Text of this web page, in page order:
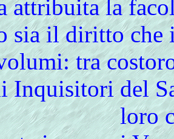
attribuita la
sia il diritto che
tra
Inquisitori del
loro